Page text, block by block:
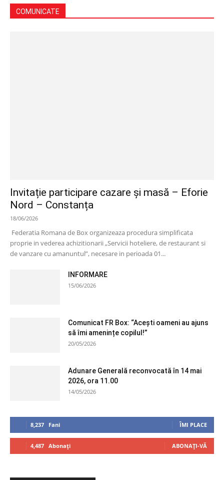
COMUNICATE
Invitație participare cazare și masă – Eforie
Nord – Constanța
18/06/2026
Federatia Romana de Box organizeaza procedura simplificata
proprie in vederea achizitionarii „Servicii hoteliere, de restaurant si
de vanzare cu amanuntul”, necesare in perioada 01...
INFORMARE
15/06/2026
Comunicat FR Box: “Acești oameni au ajuns
să îmi amenințe copilul!”
20/05/2026
Adunare Generală reconvocată în 14 mai
2026, ora 11.00
14/05/2026
8,237 Fani ÎMI PLACE
4,487 Abonați ABONAȚI-VĂ